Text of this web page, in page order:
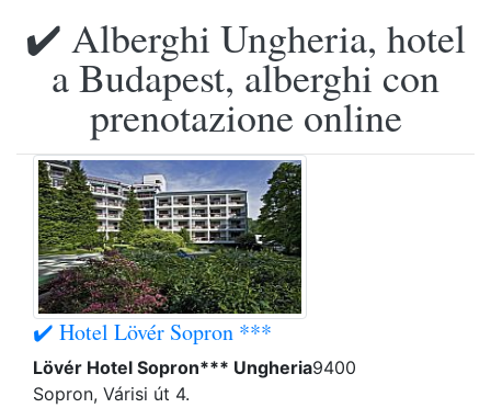
✔️ Alberghi Ungheria, hotel
a Budapest, alberghi con
prenotazione online
✔️ Hotel Lövér Sopron ***
Lövér Hotel Sopron*** Ungheria9400
Sopron, Várisi út 4.